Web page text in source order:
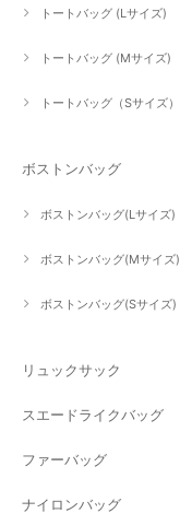
トートバッグ (Lサイズ)
トートバッグ (Mサイズ)
トートバッグ（Sサイズ）
ボストンバッグ
ボストンバッグ(Lサイズ)
ボストンバッグ(Mサイズ)
ボストンバッグ(Sサイズ)
リュックサック
スエードライクバッグ
ファーバッグ
ナイロンバッグ